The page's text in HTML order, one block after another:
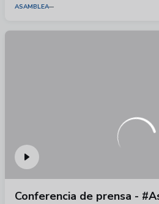
ASAMBLEA
Conferencia de prensa -